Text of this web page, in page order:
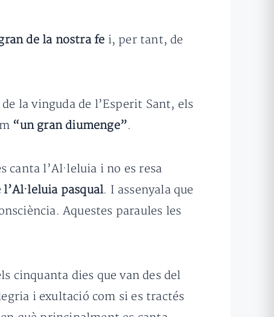
de la nostra fe i, per tant, de
de la vinguda de l’Esperit Sant, els
“un gran diumenge”.
l’Al·leluia i no es resa
pasqual. I assenyala que
Aquestes paraules les
cinquanta dies que van des del
i exultació com si es tractés